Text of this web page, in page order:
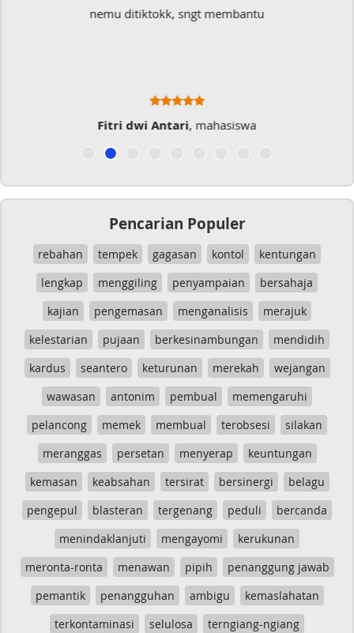
Sangat membantu buat type saya yang banyak
Musicer Indo
Pencarian Populer
rebahan tempek gagasan kontol
kentungan
lengkap
menggiling penyampaian
bersahaja
kajian
pengemasan menganalisis
merajuk
kelestarian
pujaan berkesinambungan
mendidih
kardus
seantero keturunan merekah
wejangan
wawasan
antonim pembual
memengaruhi
pelancong
memek membual terobsesi
silakan
meranggas
persetan menyerap
keuntungan
kemasan
keabsahan tersirat bersinergi
belagu
pengepul
blasteran tergenang peduli
bercanda
menindaklanjuti
mengayomi
kerukunan
meronta-ronta
menawan pipih
penanggung jawab
pemantik
penangguhan ambigu
kemaslahatan
terkontaminasi
selulosa
terngiang-ngiang